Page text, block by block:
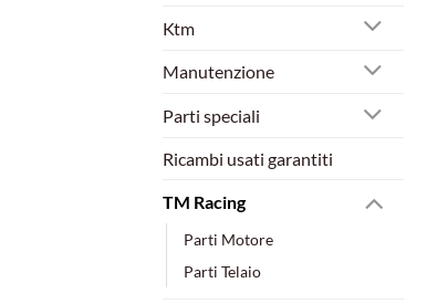
Ktm
Manutenzione
Parti speciali
Ricambi usati garantiti
TM Racing
Parti Motore
Parti Telaio